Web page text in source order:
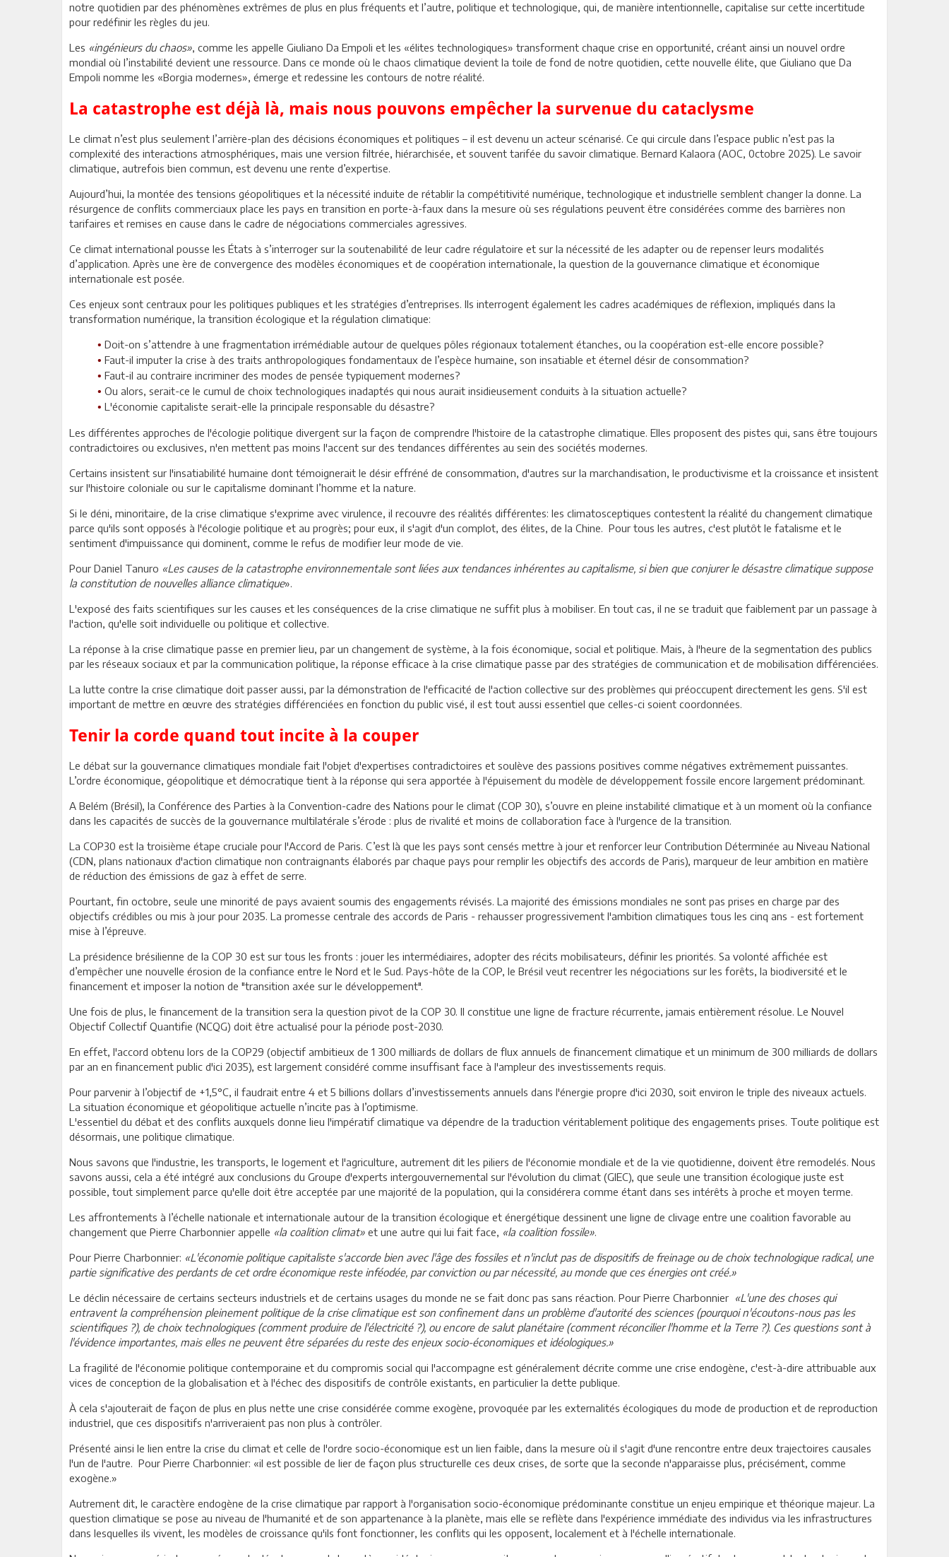
notre quotidien par des phénomènes extrêmes de plus en plus fréquents et l’autre, politique et technologique, qui, de manière intentionnelle, capitalise sur cette incertitude
pour redéfinir les règles du jeu.
Les «ingénieurs du chaos», comme les appelle Giuliano Da Empoli et les «élites technologiques» transforment chaque crise en opportunité, créant ainsi un nouvel ordre
mondial où l’instabilité devient une ressource. Dans ce monde où le chaos climatique devient la toile de fond de notre quotidien, cette nouvelle élite, que Giuliano que Da
Empoli nomme les «Borgia modernes», émerge et redessine les contours de notre réalité.
La catastrophe est déjà là, mais nous pouvons empêcher la survenue du cataclysme
Le climat n’est plus seulement l’arrière-plan des décisions économiques et politiques – il est devenu un acteur scénarisé. Ce qui circule dans l’espace public n’est pas la
complexité des interactions atmosphériques, mais une version filtrée, hiérarchisée, et souvent tarifée du savoir climatique. Bernard Kalaora (AOC, 0ctobre 2025). Le savoir
climatique, autrefois bien commun, est devenu une rente d’expertise.
Aujourd’hui, la montée des tensions géopolitiques et la nécessité induite de rétablir la compétitivité numérique, technologique et industrielle semblent changer la donne. La
résurgence de conflits commerciaux place les pays en transition en porte-à-faux dans la mesure où ses régulations peuvent être considérées comme des barrières non
tarifaires et remises en cause dans le cadre de négociations commerciales agressives.
Ce climat international pousse les États à s’interroger sur la soutenabilité de leur cadre régulatoire et sur la nécessité de les adapter ou de repenser leurs modalités
d’application. Après une ère de convergence des modèles économiques et de coopération internationale, la question de la gouvernance climatique et économique
internationale est posée.
Ces enjeux sont centraux pour les politiques publiques et les stratégies d’entreprises. Ils interrogent également les cadres académiques de réflexion, impliqués dans la
transformation numérique, la transition écologique et la régulation climatique:
• Doit-on s’attendre à une fragmentation irrémédiable autour de quelques pôles régionaux totalement étanches, ou la coopération est-elle encore possible?
• Faut-il imputer la crise à des traits anthropologiques fondamentaux de l’espèce humaine, son insatiable et éternel désir de consommation?
• Faut-il au contraire incriminer des modes de pensée typiquement modernes?
• Ou alors, serait-ce le cumul de choix technologiques inadaptés qui nous aurait insidieusement conduits à la situation actuelle?
• L'économie capitaliste serait-elle la principale responsable du désastre?
Les différentes approches de l'écologie politique divergent sur la façon de comprendre l'histoire de la catastrophe climatique. Elles proposent des pistes qui, sans être toujours
contradictoires ou exclusives, n'en mettent pas moins l'accent sur des tendances différentes au sein des sociétés modernes.
Certains insistent sur l'insatiabilité humaine dont témoignerait le désir effréné de consommation, d'autres sur la marchandisation, le productivisme et la croissance et insistent
sur l'histoire coloniale ou sur le capitalisme dominant l’homme et la nature.
Si le déni, minoritaire, de la crise climatique s'exprime avec virulence, il recouvre des réalités différentes: les climatosceptiques contestent la réalité du changement climatique
parce qu'ils sont opposés à l'écologie politique et au progrès; pour eux, il s'agit d'un complot, des élites, de la Chine. Pour tous les autres, c'est plutôt le fatalisme et le
sentiment d'impuissance qui dominent, comme le refus de modifier leur mode de vie.
Pour Daniel Tanuro «Les causes de la catastrophe environnementale sont liées aux tendances inhérentes au capitalisme, si bien que conjurer le désastre climatique suppose
la constitution de nouvelles alliance climatique».
L'exposé des faits scientifiques sur les causes et les conséquences de la crise climatique ne suffit plus à mobiliser. En tout cas, il ne se traduit que faiblement par un passage à
l'action, qu'elle soit individuelle ou politique et collective.
La réponse à la crise climatique passe en premier lieu, par un changement de système, à la fois économique, social et politique. Mais, à l'heure de la segmentation des publics
par les réseaux sociaux et par la communication politique, la réponse efficace à la crise climatique passe par des stratégies de communication et de mobilisation différenciées.
La lutte contre la crise climatique doit passer aussi, par la démonstration de l'efficacité de l'action collective sur des problèmes qui préoccupent directement les gens. S'il est
important de mettre en œuvre des stratégies différenciées en fonction du public visé, il est tout aussi essentiel que celles-ci soient coordonnées.
Tenir la corde quand tout incite à la couper
Le débat sur la gouvernance climatiques mondiale fait l'objet d'expertises contradictoires et soulève des passions positives comme négatives extrêmement puissantes.
L’ordre économique, géopolitique et démocratique tient à la réponse qui sera apportée à l'épuisement du modèle de développement fossile encore largement prédominant.
A Belém (Brésil), la Conférence des Parties à la Convention-cadre des Nations pour le climat (COP 30), s’ouvre en pleine instabilité climatique et à un moment où la confiance
dans les capacités de succès de la gouvernance multilatérale s’érode : plus de rivalité et moins de collaboration face à l'urgence de la transition.
La COP30 est la troisième étape cruciale pour l'Accord de Paris. C’est là que les pays sont censés mettre à jour et renforcer leur Contribution Déterminée au Niveau National
(CDN, plans nationaux d'action climatique non contraignants élaborés par chaque pays pour remplir les objectifs des accords de Paris), marqueur de leur ambition en matière
de réduction des émissions de gaz à effet de serre.
Pourtant, fin octobre, seule une minorité de pays avaient soumis des engagements révisés. La majorité des émissions mondiales ne sont pas prises en charge par des
objectifs crédibles ou mis à jour pour 2035. La promesse centrale des accords de Paris - rehausser progressivement l'ambition climatiques tous les cinq ans - est fortement
mise à l’épreuve.
La présidence brésilienne de la COP 30 est sur tous les fronts : jouer les intermédiaires, adopter des récits mobilisateurs, définir les priorités. Sa volonté affichée est
d’empêcher une nouvelle érosion de la confiance entre le Nord et le Sud. Pays-hôte de la COP, le Brésil veut recentrer les négociations sur les forêts, la biodiversité et le
financement et imposer la notion de "transition axée sur le développement".
Une fois de plus, le financement de la transition sera la question pivot de la COP 30. Il constitue une ligne de fracture récurrente, jamais entièrement résolue. Le Nouvel
Objectif Collectif Quantifie (NCQG) doit être actualisé pour la période post-2030.
En effet, l'accord obtenu lors de la COP29 (objectif ambitieux de 1 300 milliards de dollars de flux annuels de financement climatique et un minimum de 300 milliards de dollars
par an en financement public d'ici 2035), est largement considéré comme insuffisant face à l'ampleur des investissements requis.
Pour parvenir à l’objectif de +1,5°C, il faudrait entre 4 et 5 billions dollars d’investissements annuels dans l'énergie propre d'ici 2030, soit environ le triple des niveaux actuels.
La situation économique et géopolitique actuelle n’incite pas à l’optimisme.
L'essentiel du débat et des conflits auxquels donne lieu l'impératif climatique va dépendre de la traduction véritablement politique des engagements prises. Toute politique est
désormais, une politique climatique.
Nous savons que l'industrie, les transports, le logement et l'agriculture, autrement dit les piliers de l'économie mondiale et de la vie quotidienne, doivent être remodelés. Nous
savons aussi, cela a été intégré aux conclusions du Groupe d'experts intergouvernemental sur l'évolution du climat (GIEC), que seule une transition écologique juste est
possible, tout simplement parce qu'elle doit être acceptée par une majorité de la population, qui la considérera comme étant dans ses intérêts à proche et moyen terme.
Les affrontements à l’échelle nationale et internationale autour de la transition écologique et énergétique dessinent une ligne de clivage entre une coalition favorable au
changement que Pierre Charbonnier appelle «la coalition climat» et une autre qui lui fait face, «la coalition fossile».
Pour Pierre Charbonnier: «L'économie politique capitaliste s'accorde bien avec l'âge des fossiles et n'inclut pas de dispositifs de freinage ou de choix technologique radical, une
partie significative des perdants de cet ordre économique reste inféodée, par conviction ou par nécessité, au monde que ces énergies ont créé.»
Le déclin nécessaire de certains secteurs industriels et de certains usages du monde ne se fait donc pas sans réaction. Pour Pierre Charbonnier «L'une des choses qui
entravent la compréhension pleinement politique de la crise climatique est son confinement dans un problème d'autorité des sciences (pourquoi n'écoutons-nous pas les
scientifiques ?), de choix technologiques (comment produire de l'électricité ?), ou encore de salut planétaire (comment réconcilier l'homme et la Terre ?). Ces questions sont à
l'évidence importantes, mais elles ne peuvent être séparées du reste des enjeux socio-économiques et idéologiques.»
La fragilité de l'économie politique contemporaine et du compromis social qui l'accompagne est généralement décrite comme une crise endogène, c'est-à-dire attribuable aux
vices de conception de la globalisation et à l'échec des dispositifs de contrôle existants, en particulier la dette publique.
À cela s'ajouterait de façon de plus en plus nette une crise considérée comme exogène, provoquée par les externalités écologiques du mode de production et de reproduction
industriel, que ces dispositifs n'arriveraient pas non plus à contrôler.
Présenté ainsi le lien entre la crise du climat et celle de l'ordre socio-économique est un lien faible, dans la mesure où il s'agit d'une rencontre entre deux trajectoires causales
l'un de l'autre. Pour Pierre Charbonnier: «il est possible de lier de façon plus structurelle ces deux crises, de sorte que la seconde n'apparaisse plus, précisément, comme
exogène.»
Autrement dit, le caractère endogène de la crise climatique par rapport à l'organisation socio-économique prédominante constitue un enjeu empirique et théorique majeur. La
question climatique se pose au niveau de l'humanité et de son appartenance à la planète, mais elle se reflète dans l'expérience immédiate des individus via les infrastructures
dans lesquelles ils vivent, les modèles de croissance qu'ils font fonctionner, les conflits qui les opposent, localement et à l'échelle internationale.